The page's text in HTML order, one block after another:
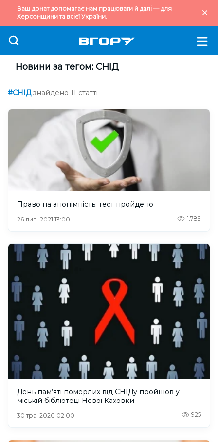
Ваш донат допомагає нам працювати й далі — для
Херсонщини та всієї України.
Новини за тегом: СНІД
#СНІД знайдено 11 статті
Право на анонімність: тест пройдено
26 лип. 2021 13:00 1,789
День пам’яті померлих від СНІДу пройшов у
міській бібліотеці Нової Каховки
30 тра. 2020 02:00 925